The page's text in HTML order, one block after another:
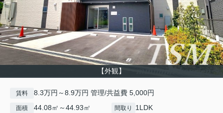
【外観】
賃料 8.3万円～8.9万円 管理/共益費 5,000円
面積 44.08㎡～44.93㎡ 間取り 1LDK